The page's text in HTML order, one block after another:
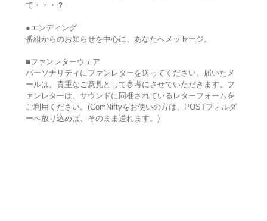
て・・・？
●エンディング
番組からのお知らせを中心に、あなたへメッセージ。
■ファンレターウェア
パーソナリティにファンレターを送ってください。届いたメ
ールは、貴重なご意見として参考にさせていただきます。フ
ァンレターは、サウンドに同梱されているレターフォームを
ご利用ください。(ComNiftyをお使いの方は、POSTフォルダ
ーへ放り込めば、そのまま送れます。)